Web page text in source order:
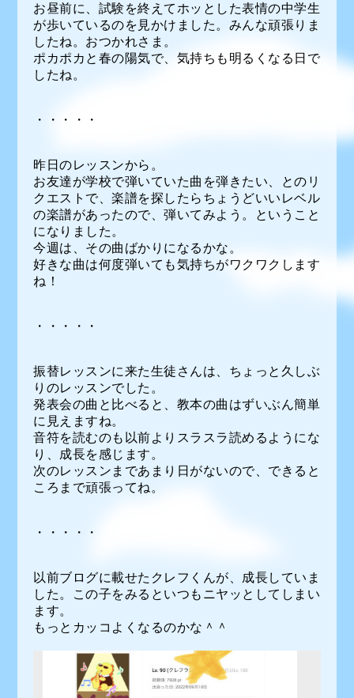
お昼前に、試験を終えてホッとした表情の中学生
が歩いているのを見かけました。みんな頑張りま
したね。おつかれさま。
ポカポカと春の陽気で、気持ちも明るくなる日で
したね。
・・・・・
昨日のレッスンから。
お友達が学校で弾いていた曲を弾きたい、とのリ
クエストで、楽譜を探したらちょうどいいレベル
の楽譜があったので、弾いてみよう。ということ
になりました。
今週は、その曲ばかりになるかな。
好きな曲は何度弾いても気持ちがワクワクします
ね！
・・・・・
振替レッスンに来た生徒さんは、ちょっと久しぶ
りのレッスンでした。
発表会の曲と比べると、教本の曲はずいぶん簡単
に見えますね。
音符を読むのも以前よりスラスラ読めるようにな
り、成長を感じます。
次のレッスンまであまり日がないので、できると
ころまで頑張ってね。
・・・・・
以前ブログに載せたクレフくんが、成長していま
した。この子をみるといつもニヤッとしてしまい
ます。
もっとカッコよくなるのかな＾＾